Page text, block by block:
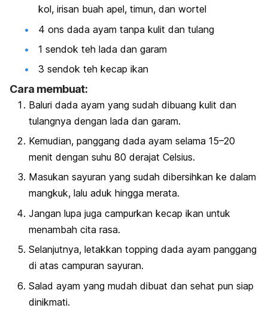
kol, irisan buah apel, timun, dan wortel
4 ons dada ayam tanpa kulit dan tulang
1 sendok teh lada dan garam
3 sendok teh kecap ikan
Cara membuat:
Baluri dada ayam yang sudah dibuang kulit dan
tulangnya dengan lada dan garam.
Kemudian, panggang dada ayam selama 15–20
menit dengan suhu 80 derajat Celsius.
Masukan sayuran yang sudah dibersihkan ke dalam
mangkuk, lalu aduk hingga merata.
Jangan lupa juga campurkan kecap ikan untuk
menambah cita rasa.
Selanjutnya, letakkan topping dada ayam panggang
di atas campuran sayuran.
Salad ayam yang mudah dibuat dan sehat pun siap
dinikmati.